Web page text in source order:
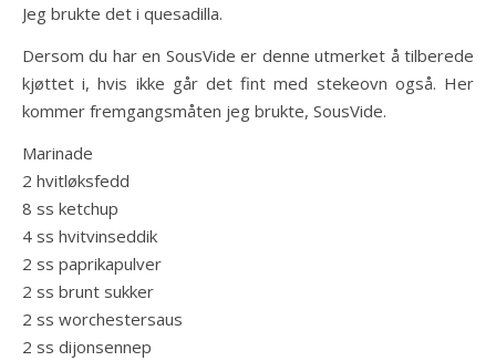
Jeg brukte det i quesadilla.
Dersom du har en SousVide er denne utmerket å tilberede
kjøttet i, hvis ikke går det fint med stekeovn også. Her
kommer fremgangsmåten jeg brukte, SousVide.
Marinade
2 hvitløksfedd
8 ss ketchup
4 ss hvitvinseddik
2 ss paprikapulver
2 ss brunt sukker
2 ss worchestersaus
2 ss dijonsennep